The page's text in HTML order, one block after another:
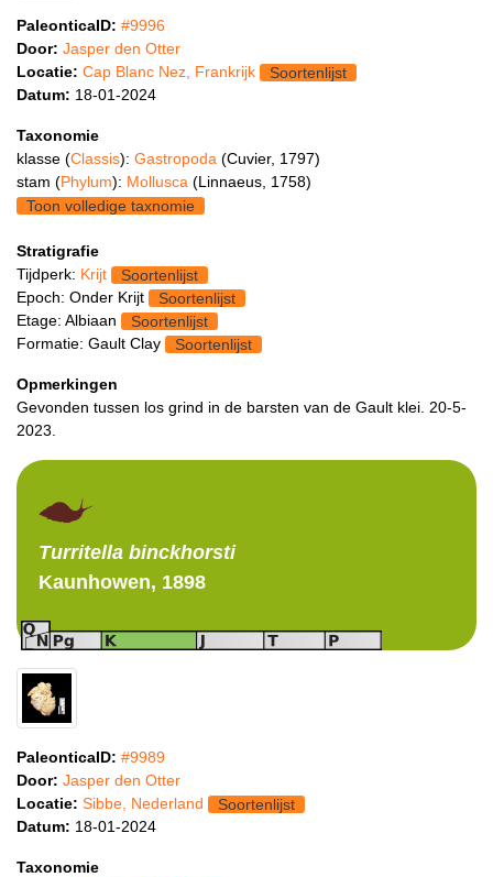
PaleonticaID: #9996
Door: Jasper den Otter
Locatie: Cap Blanc Nez, Frankrijk
Soortenlijst
Datum: 18-01-2024
Taxonomie
klasse (Classis): Gastropoda (Cuvier, 1797)
stam (Phylum): Mollusca (Linnaeus, 1758)
Toon volledige taxnomie
Stratigrafie
Tijdperk: Krijt
Soortenlijst
Epoch: Onder Krijt
Soortenlijst
Etage: Albiaan
Soortenlijst
Formatie: Gault Clay
Soortenlijst
Opmerkingen
Gevonden tussen los grind in de barsten van de Gault klei. 20-5-
2023.
Turritella binckhorsti
Kaunhowen, 1898
PaleonticaID: #9989
Door: Jasper den Otter
Locatie: Sibbe, Nederland
Soortenlijst
Datum: 18-01-2024
Taxonomie